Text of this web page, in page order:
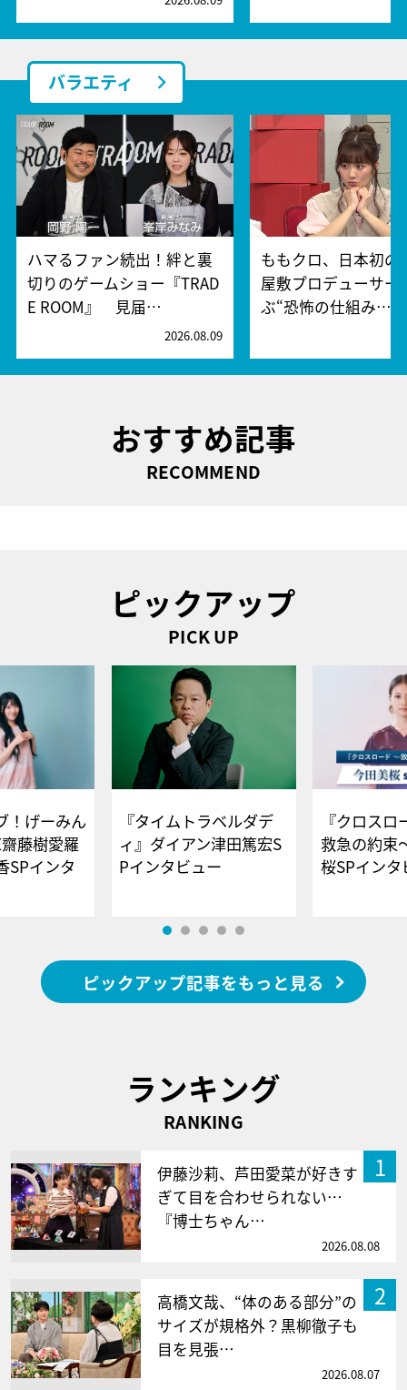
バラエティ
ハマるファン続出！絆と裏
切りのゲームショー『TRAD
E ROOM』 見届…
2026.08.09
ももクロ、日本初の
屋敷プロデューサー
ぶ“恐怖の仕組み…
おすすめ記事
RECOMMEND
ピックアップ
PICK UP
！げーみん
藤樹愛羅
SPインタ
『タイムトラベルダデ
ィ』ダイアン津田篤宏S
Pインタビュー
『クロス
救急の約束
桜SPイ
ピックアップ記事をもっと見る
ランキング
RANKING
1
伊藤沙莉、芦田愛菜が好きす
ぎて目を合わせられない…
『博士ちゃん…
2026.08.08
2
高橋文哉、“体のある部分”の
サイズが規格外？黒柳徹子も
目を見張…
2026.08.07